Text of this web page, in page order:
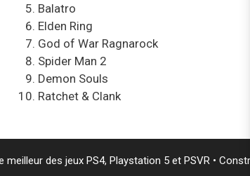
Balatro
Elden Ring
God of War Ragnarock
Spider Man 2
Demon Souls
Ratchet & Clank
meilleur des jeux PS4, Playstation 5 et PSVR •